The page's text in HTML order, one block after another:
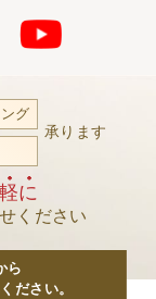
グ
承ります
に
ください
ら
ださい。